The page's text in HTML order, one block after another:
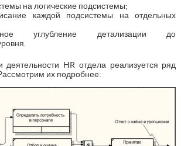
на логические подсистемы;
каждой подсистемы на отдельных
углубление детализации до
деятельности HR отдела реализуется ряд
их подробнее: